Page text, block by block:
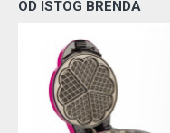
OD ISTOG BRENDA